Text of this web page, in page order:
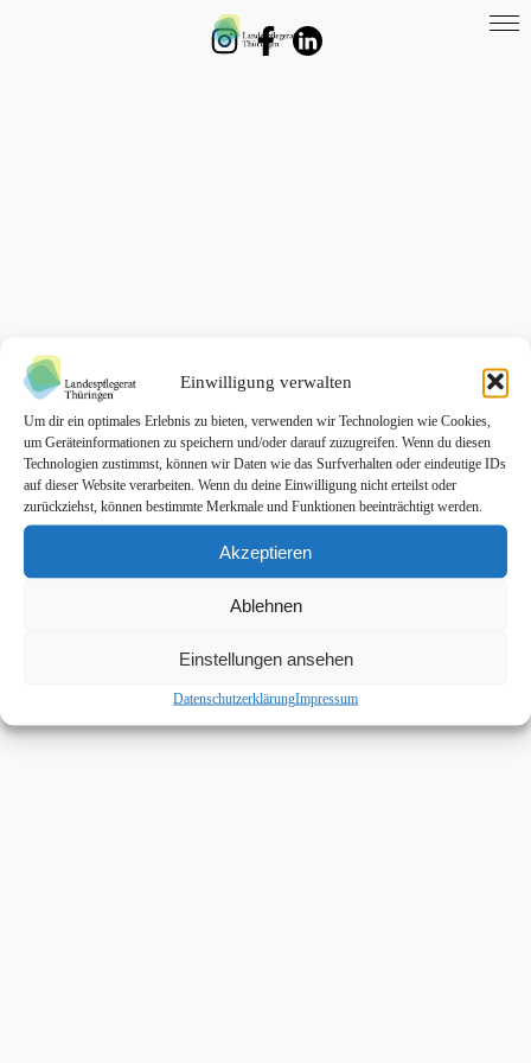
Einwilligung verwalten
Um dir ein optimales Erlebnis zu bieten, verwenden wir Technologien wie Cookies,
um Geräteinformationen zu speichern und/oder darauf zuzugreifen. Wenn du diesen
Technologien zustimmst, können wir Daten wie das Surfverhalten oder eindeutige IDs
auf dieser Website verarbeiten. Wenn du deine Einwilligung nicht erteilst oder
zurückziehst, können bestimmte Merkmale und Funktionen beeinträchtigt werden.
Akzeptieren
Ablehnen
Einstellungen ansehen
DatenschutzerklärungImpressum